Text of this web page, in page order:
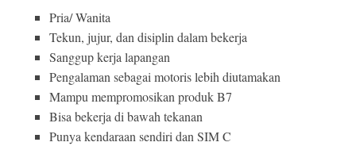
Pria/ Wanita
Tekun, jujur, dan disiplin dalam bekerja
Sanggup kerja lapangan
Pengalaman sebagai motoris lebih diutamakan
Mampu mempromosikan produk B7
Bisa bekerja di bawah tekanan
Punya kendaraan sendiri dan SIM C